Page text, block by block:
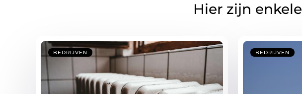
Hier zijn enkele
BEDRIJVEN BEDRIJVEN